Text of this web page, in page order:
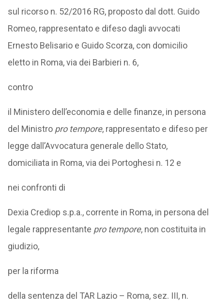
sul ricorso n. 52/2016 RG, proposto dal dott. Guido
Romeo, rappresentato e difeso dagli avvocati
Ernesto Belisario e Guido Scorza, con domicilio
eletto in Roma, via dei Barbieri n. 6,
contro
il Ministero dell’economia e delle finanze, in persona
del Ministro pro tempore, rappresentato e difeso per
legge dall’Avvocatura generale dello Stato,
domiciliata in Roma, via dei Portoghesi n. 12 e
nei confronti di
Dexia Crediop s.p.a., corrente in Roma, in persona del
legale rappresentante pro tempore, non costituita in
giudizio,
per la riforma
della sentenza del TAR Lazio – Roma, sez. III, n.